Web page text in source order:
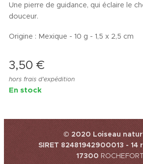
Une pierre de guidance, qui éclaire le
douceur.
Origine : Mexique - 10 g - 1,5 x 2,5 cm
3,50 €
hors frais d'expédition
En stock
© 2020 Loiseau
SIRET 82481942900013 - 14
17300